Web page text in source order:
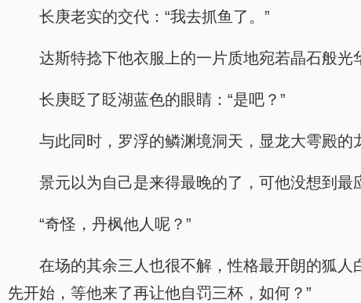
长庚老实的交代：“我去抓鱼了。”
达斯特捻下他衣服上的一片质地宛若晶石般光
长庚眨了眨湖蓝色的眼睛：“是吧？”
与此同时，罗浮的鳞渊境洞天，显龙大雩殿的
景元以为自己是来得最晚的了，可他没想到最
“奇怪，丹枫他人呢？”
在场的其余三人也很不解，性格最开朗的狐
先开始，等他来了再让他自罚三杯，如何？”